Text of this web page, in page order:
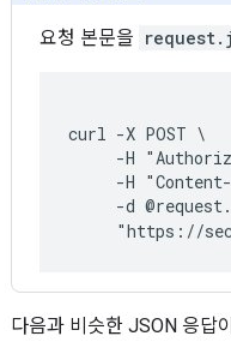
요청 본문을
curl -X POST \
-H
-H
-d
"https://
다음과 비슷한 JSON 응답